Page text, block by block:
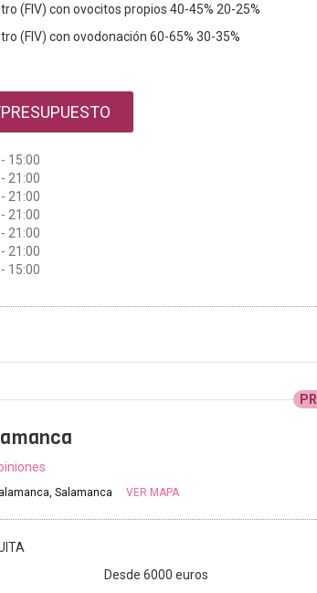
(FIV) con ovocitos propios 40-45% 20-25%
(FIV) con ovodonación 60-65% 30-35%
- 15:00
- 21:00
- 21:00
- 21:00
- 21:00
- 21:00
- 15:00
Salamanca VER MAPA
Desde 6000 euros